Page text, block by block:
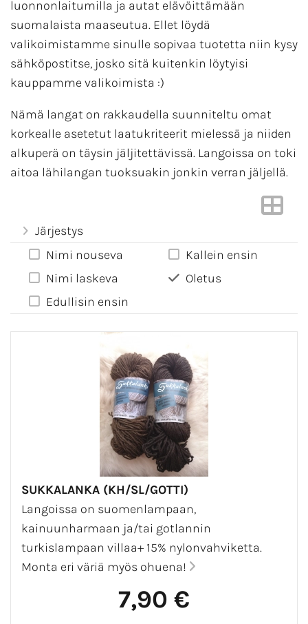
luonnonlaitumilla ja autat elävöittämään
suomalaista maaseutua. Ellet löydä
valikoimistamme sinulle sopivaa tuotetta niin kysy
sähköpostitse, josko sitä kuitenkin löytyisi
kauppamme valikoimista :)
Nämä langat on rakkaudella suunniteltu omat
korkealle asetetut laatukriteerit mielessä ja niiden
alkuperä on täysin jäljitettävissä. Langoissa on toki
aitoa lähilangan tuoksuakin jonkin verran jäljellä.
Järjestys
Nimi nouseva
Nimi laskeva
Edullisin ensin
Kallein ensin
Oletus
SUKKALANKA (KH/SL/GOTTI)
Langoissa on suomenlampaan,
kainuunharmaan ja/tai gotlannin
turkislampaan villaa+ 15% nylonvahviketta.
Monta eri väriä myös ohuena!
7,90 €